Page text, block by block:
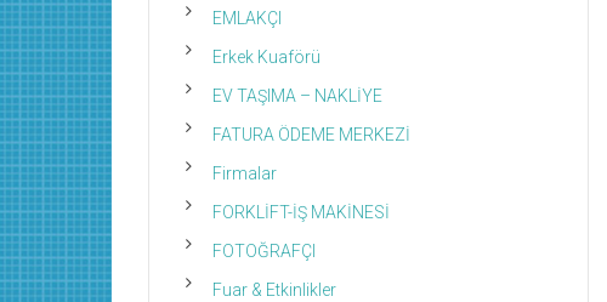
EMLAKÇI
Erkek Kuaförü
EV TAŞIMA – NAKLİYE
FATURA ÖDEME MERKEZİ
Firmalar
FORKLİFT-İŞ MAKİNESİ
FOTOĞRAFÇI
Fuar & Etkinlikler